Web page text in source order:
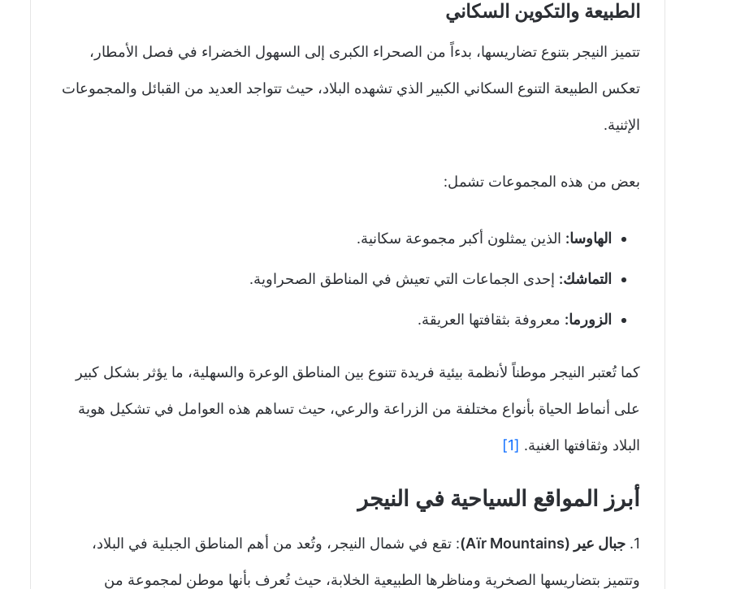
الطبيعة والتكوين السكاني
تتميز النيجر بتنوع تضاريسها، بدءاً من الصحراء الكبرى إلى السهول الخضراء في فصل الأمطار،
تعكس الطبيعة التنوع السكاني الكبير الذي تشهده البلاد، حيث تتواجد العديد من القبائل والمجموعات
الإثنية.
بعض من هذه المجموعات تشمل:
الهاوسا: الذين يمثلون أكبر مجموعة سكانية.
التماشك: إحدى الجماعات التي تعيش في المناطق الصحراوية.
الزورما: معروفة بثقافتها العريقة.
كما تُعتبر النيجر موطناً لأنظمة بيئية فريدة تتنوع بين المناطق الوعرة والسهلية، ما يؤثر بشكل كبير
على أنماط الحياة بأنواع مختلفة من الزراعة والرعي، حيث تساهم هذه العوامل في تشكيل هوية
البلاد وثقافتها الغنية. [1]
أبرز المواقع السياحية في النيجر
1. جبال عير (Aïr Mountains) : تقع في شمال النيجر، وتُعد من أهم المناطق الجبلية في البلاد،
وتتميز بتضاريسها الصخرية ومناظرها الطبيعية الخلابة، حيث تُعرف بأنها موطن لمجموعة من